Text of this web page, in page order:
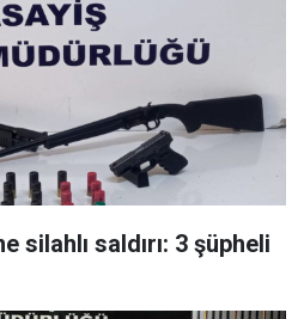
silahlı saldırı: 3 şüpheli